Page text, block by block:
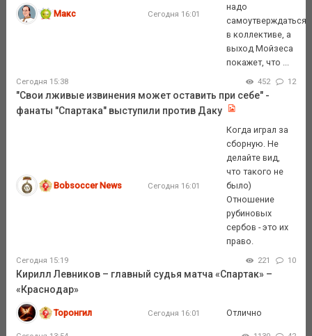
Макс Сегодня 16:01
надо
самоутверждаться
в коллективе, а
выход Мойзеса
покажет, что ...
Сегодня 15:38 452 12
"Свои лживые извинения может оставить при себе" -
фанаты "Спартака" выступили против Даку
Bobsoccer News Сегодня 16:01
Когда играл за
сборную. Не
делайте вид,
что такого не
было)
Отношение
рубиновых
сербов - это их
право.
Сегодня 15:19 221 10
Кирилл Левников – главный судья матча «Спартак» –
«Краснодар»
Торонгил Сегодня 16:01 Отлично